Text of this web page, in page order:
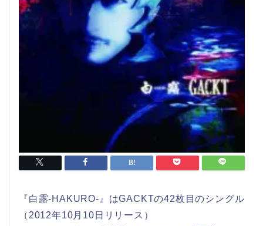
『白露-HAKURO-』はGACKTの42枚目のシングル
（2012年10月10日リリース）